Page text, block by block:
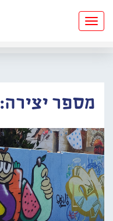
Toggle
navigation
מספר יצירה: #7729